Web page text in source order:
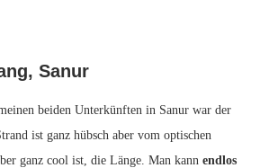
Sanur
beiden Unterkünften in Sanur war der
ist ganz hübsch aber vom optischen
ganz cool ist, die Länge. Man kann endlos